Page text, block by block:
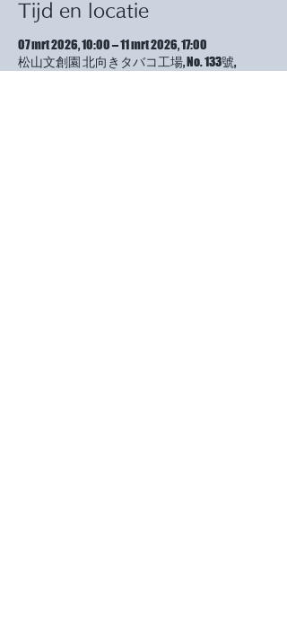
Tijd en locatie
07 mrt 2026, 10:00 – 11 mrt 2026, 17:00
松山文創園 北向きタバコ工場, No. 133號,